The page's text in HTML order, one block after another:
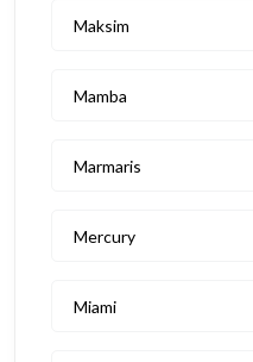
Maksim
Mamba
Marmaris
Mercury
Miami